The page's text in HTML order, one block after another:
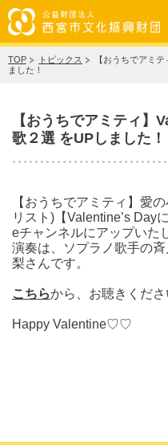
TOP トピックス
【おうちでアミ
ました！
【おうちでアミティ】
歌２選 をUPしました！
【おうちでアミティ】愛
リスト)【Valentine’s Day
eチャンネルにアップいた
演奏は、ソプラノ歌手の
梨さんです。
こちらから、お聴きくださ
Happy Valentine♡♡